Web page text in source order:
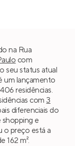
na Rua
com
seu status atual
um lançamento
residências.
com 3
diferenciais do
shopping e
o preço está a
162 m².